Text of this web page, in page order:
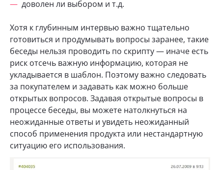
доволен ли выбором и т.д.
Хотя к глубинным интервью важно тщательно
готовиться и продумывать вопросы заранее, такие
беседы нельзя проводить по скрипту — иначе есть
риск отсечь важную информацию, которая не
укладывается в шаблон. Поэтому важно следовать
за покупателем и задавать как можно больше
открытых вопросов. Задавая открытые вопросы в
процессе беседы, вы можете натолкнуться на
неожиданные ответы и увидеть неожиданный
способ применения продукта или нестандартную
ситуацию его использования.